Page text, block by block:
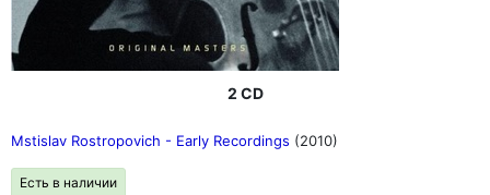
2 CD
Mstislav Rostropovich - Early Recordings (2010)
Есть в наличии